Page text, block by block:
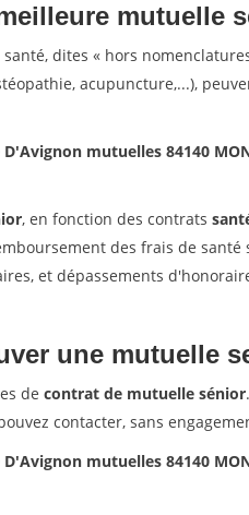
mutuelle
dites « hors
acupuncture,...),
mutuelles 84140
, en fonction des contrats
des frais de
et dépassements
une mutuelle
de contrat de mutuelle sénior
contacter, sans
mutuelles 84140